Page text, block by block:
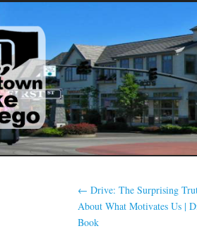
← Drive: The Surprising
About What Motivates Us |
Book